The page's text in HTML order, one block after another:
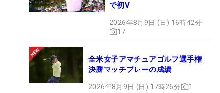
で初V
2026年8月9日 (日) 16時42分
17
全米女子アマチュアゴルフ選手権
決勝マッチプレーの成績
2026年8月9日 (日) 17時26分 1